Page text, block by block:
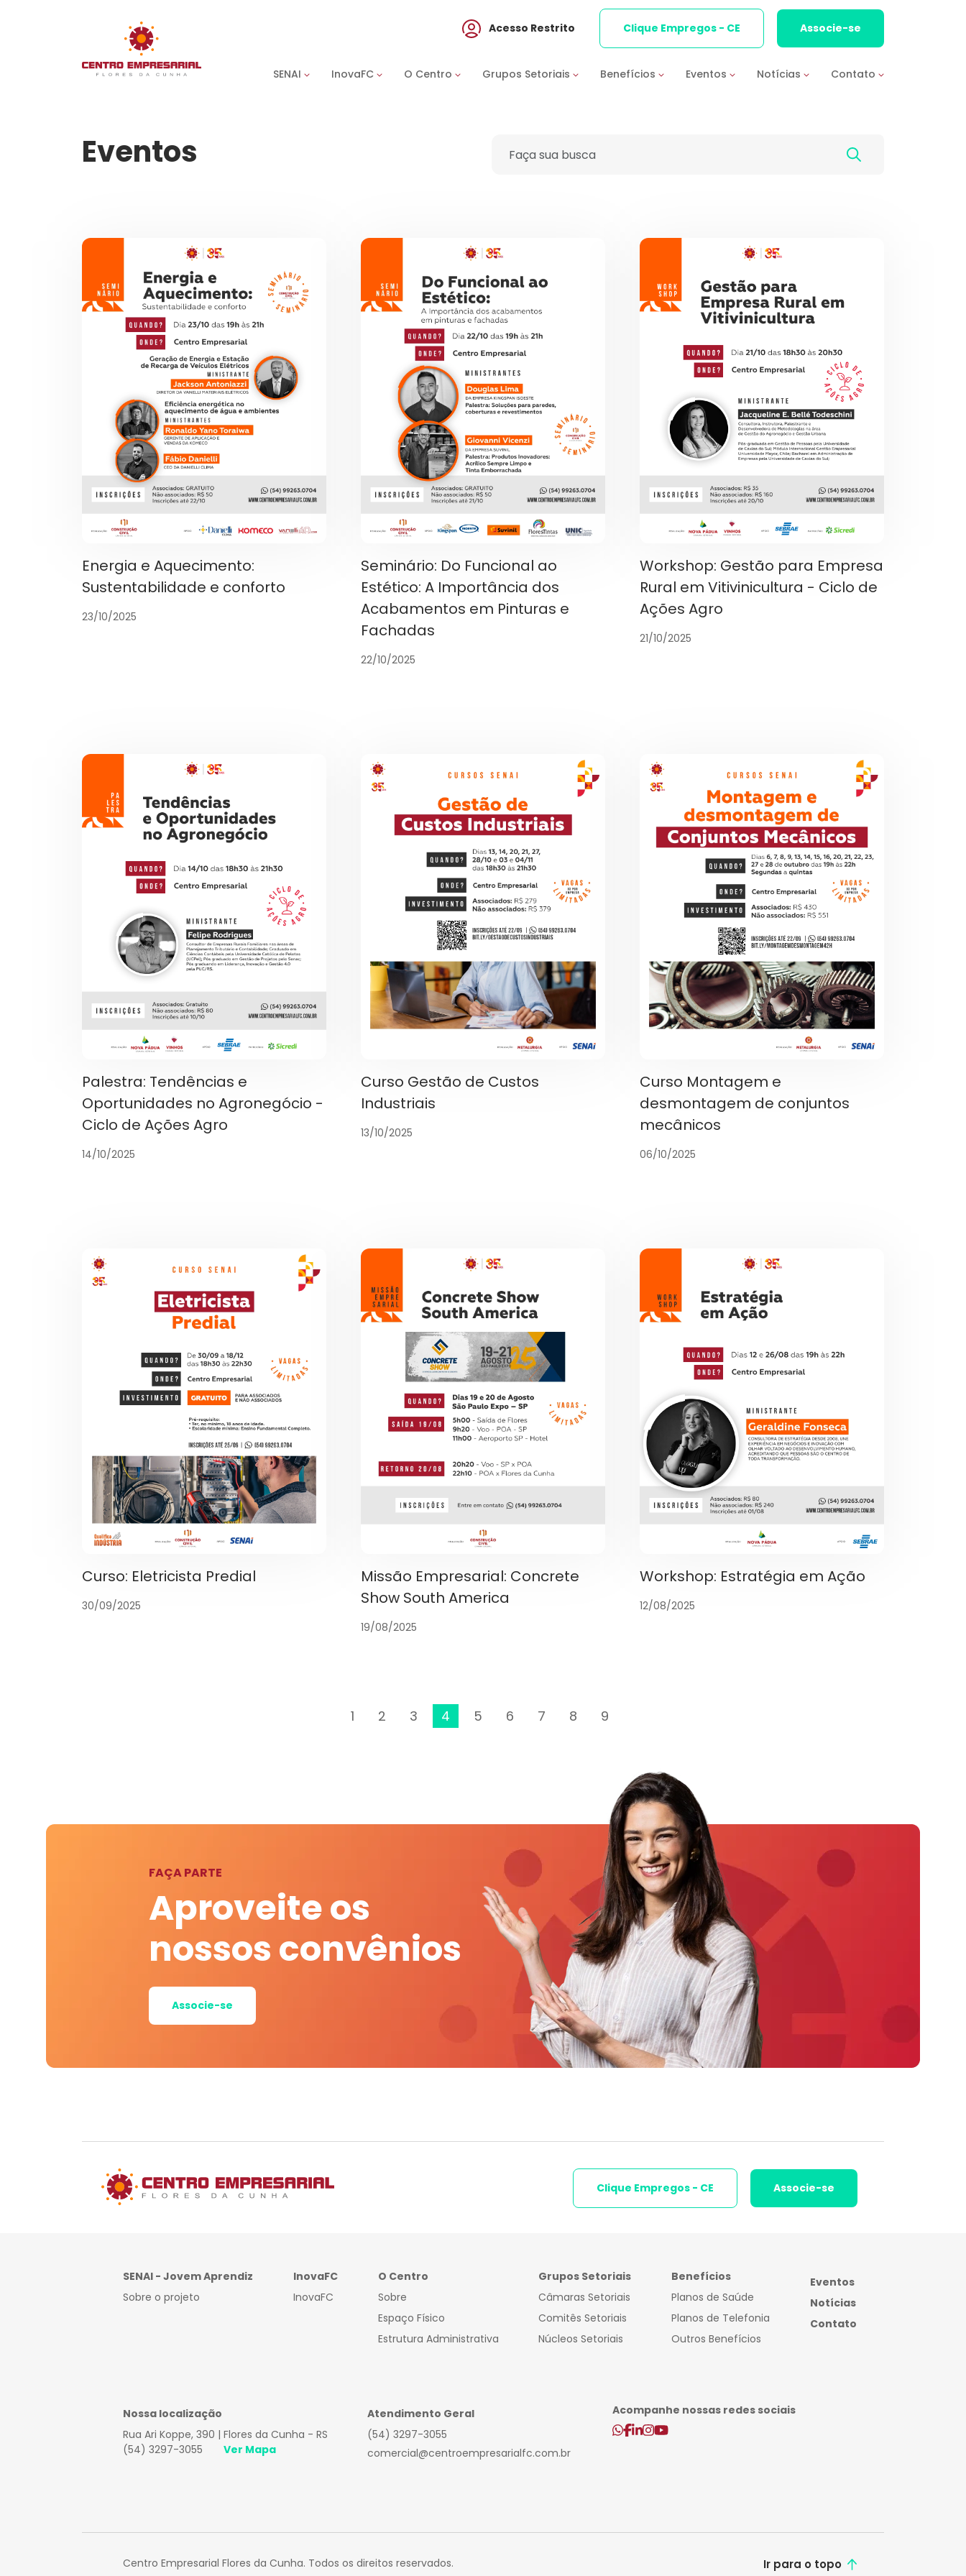
SENAI InovaFC O Centro Grupos Setoriais Benefícios Eventos Notícias Contato
Acesso Restrito Clique Empregos - CE Associe-se
Eventos
Energia e Aquecimento:
Sustentabilidade e conforto
23/10/2025
Seminário: Do Funcional ao
Estético: A Importância dos
Acabamentos em Pinturas e
Fachadas
22/10/2025
Workshop: Gestão para Empresa
Rural em Vitivinicultura - Ciclo de
Ações Agro
21/10/2025
Palestra: Tendências e
Oportunidades no Agronegócio -
Ciclo de Ações Agro
14/10/2025
Curso Gestão de Custos
Industriais
13/10/2025
Curso Montagem e
desmontagem de conjuntos
mecânicos
06/10/2025
Curso: Eletricista Predial
30/09/2025
Missão Empresarial: Concrete
Show South America
19/08/2025
Workshop: Estratégia em Ação
12/08/2025
1 2 3 4 5 6 7 8 9
FAÇA PARTE
Aproveite os
nossos convênios
Associe-se
Clique Empregos - CE Associe-se
SENAI - Jovem Aprendiz
Sobre o projeto
InovaFC
InovaFC
O Centro
Sobre
Espaço Físico
Estrutura Administrativa
Grupos Setoriais
Câmaras Setoriais
Comitês Setoriais
Núcleos Setoriais
Benefícios
Planos de Saúde
Planos de Telefonia
Outros Benefícios
Eventos
Notícias
Contato
Nossa localização
Rua Ari Koppe, 390 | Flores da Cunha - RS
(54) 3297-3055
Ver Mapa
Atendimento Geral
(54) 3297-3055
comercial@centroempresarialfc.com.br
Acompanhe nossas redes sociais
Centro Empresarial Flores da Cunha. Todos os direitos reservados. Ir para o topo